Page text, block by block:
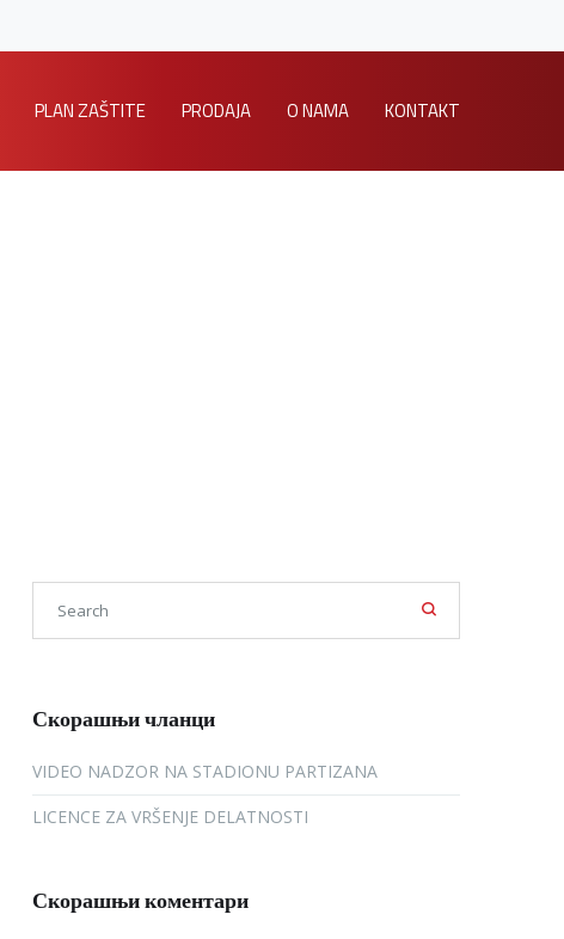
PLAN ZAŠTITE PRODAJA O NAMA KONTAKT
Скорашњи чланци
VIDEO NADZOR NA STADIONU PARTIZANA
LICENCE ZA VRŠENJE DELATNOSTI
Скорашњи коментари